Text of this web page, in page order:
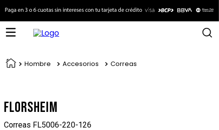
Hombre Accesorios Correas
Florsheim
Correas FL5006-220-126